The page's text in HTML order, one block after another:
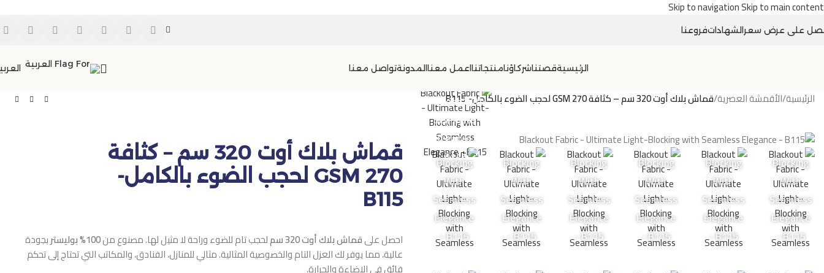
Skip to navigationSkip to main content
على عرض سعرالشهاداتفروعنا
الرئيسيةقصتناشركاؤنامنتجاتنااعمل معناالمدونةتواصل معنا
الرئيسية/الأقمشة العصرية/قماش بلاك أوت 320 سم – كثافة 270 GSM لحجب الضوء بالكامل- B115
Blocking With
Seamless
Elegance -
B115
Blocking
With
Seamless
Elegance
- B115
Blocking
With
Seamless
Elegance
- B115
Blocking
With
Seamless
Elegance
- B115
Blocking
With
Seamless
Elegance
- B115
Blocking
With
Seamless
Elegance
- B115
Blocking
With
Seamless
Elegance
- B115
قماش بلاك أوت 320 سم – كثافة
270 GSM لحجب الضوء بالكامل-
B115
احصل علىقماش بلاك أوت 320 سم لحجب تام للضوء وراحة لا مثيل لها. مصنوع من100% بوليستر
بجودة
عالية، مما يوفر لك العزل التام والخصوصية المثالية. مثالي للمنازل، الفنادق، والمكاتب التي تحتاج إلى تحكم
فائق في الإضاءة والحرارة.